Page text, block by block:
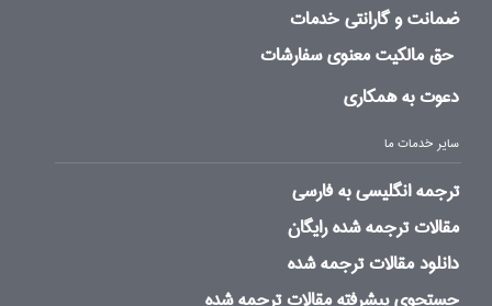
ضمانت و گارانتی خدمات
حق مالکیت معنوی سفارشات
دعوت به همکاری
سایر خدمات ما
ترجمه انگلیسی به فارسی
مقالات ترجمه شده رایگان
دانلود مقالات ترجمه شده